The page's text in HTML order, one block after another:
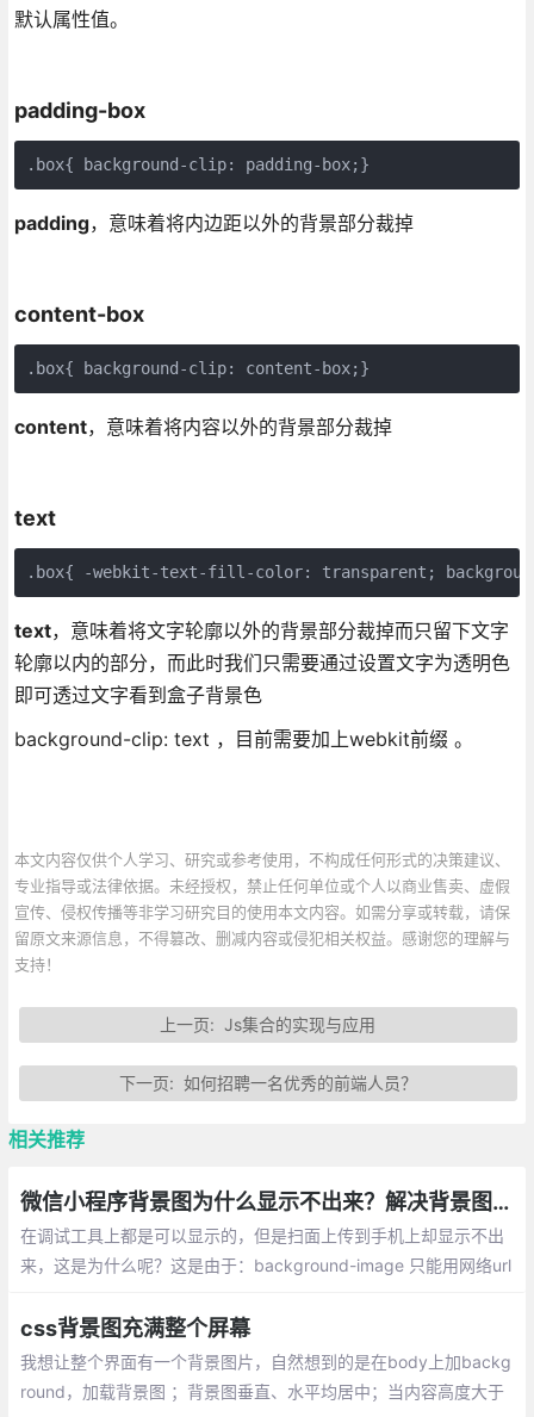
默认属性值。
padding-box
.box{ background-clip: padding-box;}
padding，意味着将内边距以外的背景部分裁掉
content-box
.box{ background-clip: content-box;}
content，意味着将内容以外的背景部分裁掉
text
.box{ -webkit-text-fill-color: transparent;
text，意味着将文字轮廓以外的背景部分裁掉而只留下文字
轮廓以内的部分，而此时我们只需要通过设置文字为透明色
即可透过文字看到盒子背景色
background-clip: text ，目前需要加上webkit前缀 。
本文内容仅供个人学习、研究或参考使用，不构成任何形式的决策建议、
专业指导或法律依据。未经授权，禁止任何单位或个人以商业售卖、虚假
宣传、侵权传播等非学习研究目的使用本文内容。如需分享或转载，请保
留原文来源信息，不得篡改、删减内容或侵犯相关权益。感谢您的理解与
支持！
上一页:Js集合的实现与应用
下一页: 如何招聘一名优秀的前端人员？
相关推荐
微信小程序背景图为什么显示不出来？解决背景图片显示问题
在调试工具上都是可以显示的，但是扫面上传到手机上却显示不出
来，这是为什么呢？这是由于：background-image 只能用网络url
行。
css背景图充满整个屏幕
我想让整个界面有一个背景图片，自然想到的是在body上加backg
round，加载背景图 ；背景图垂直、水平均居中；当内容高度大于